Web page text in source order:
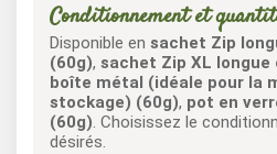
Conditionnement et
Disponible en sachet Zip
(60g), sachet Zip XL
boîte métal (idéale pour la
stockage) (60g), pot en
(60g). Choisissez le
désirés.